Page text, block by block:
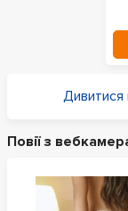
Дивитися
Повії з